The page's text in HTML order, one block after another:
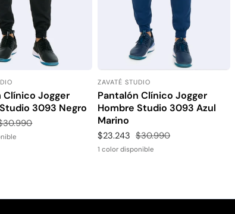
Clínico Jogger
3093 Negro
Proveedor:
ZAVATÉ STUDIO
Pantalón Clínico Jogger
Hombre Studio 3093 Azul
Marino
Precio
de
$23.243 Precio
habitual
$30.990
1 color disponible